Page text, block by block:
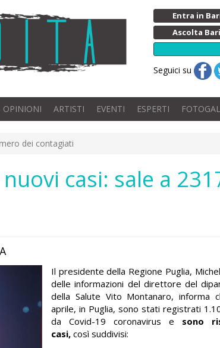
Entra in
Ascolta
Seguici su
OPINIONI ARTISTI EVENTI ESPERTI
dei contagiati
casi: sale a
Il presidente della Regione Puglia,
delle informazioni del direttore del
della Salute Vito Montanaro, informa
aprile, in Puglia, sono stati registrati
da Covid-19 coronavirus e sono
casi, così suddivisi: